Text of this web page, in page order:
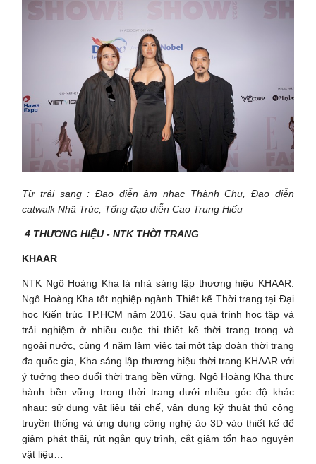
Từ trái sang : Đạo diễn âm nhạc Thành Chu, Đạo diễn
catwalk Nhã Trúc, Tổng đạo diễn Cao Trung Hiếu
4 THƯƠNG HIỆU - NTK THỜI TRANG
KHAAR
NTK Ngô Hoàng Kha là nhà sáng lập thương hiệu KHAAR.
Ngô Hoàng Kha tốt nghiệp ngành Thiết kế Thời trang tại Đại
học Kiến trúc TP.HCM năm 2016. Sau quá trình học tập và
trải nghiệm ở nhiều cuộc thi thiết kế thời trang trong và
ngoài nước, cùng 4 năm làm việc tại một tập đoàn thời trang
đa quốc gia, Kha sáng lập thương hiệu thời trang KHAAR với
ý tưởng theo đuổi thời trang bền vững. Ngô Hoàng Kha thực
hành bền vững trong thời trang dưới nhiều góc độ khác
nhau: sử dụng vật liệu tái chế, vận dụng kỹ thuật thủ công
truyền thống và ứng dụng công nghệ ảo 3D vào thiết kế để
giảm phát thải, rút ngắn quy trình, cắt giảm tổn hao nguyên
vật liệu…